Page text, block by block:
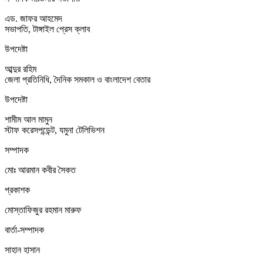
এড. জাফর আহমেদ
সভাপতি, টাঙ্গাইল প্রেস ক্লাব
উপদেষ্টা
আব্দুর রহিম
জেলা প্রতিনিধি, দৈনিক সমকাল ও বাংলাদেশ বেতার
উপদেষ্টা
শামীম আল মামুন
স্টাফ করেসপন্ডেন্ট, যমুনা টেলিভিশন
সম্পাদক
মোঃ আরমান কবীর সৈকত
প্রকাশক
মোস্তাফিজুর রহমান মারুফ
বার্তা-সম্পাদক
সাহান হাসান